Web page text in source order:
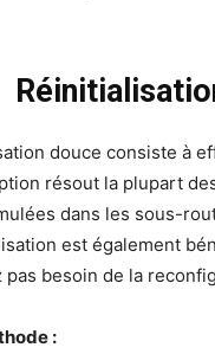
douce consiste à
résout la plupart
dans les sous-
est également
pas besoin de la
: